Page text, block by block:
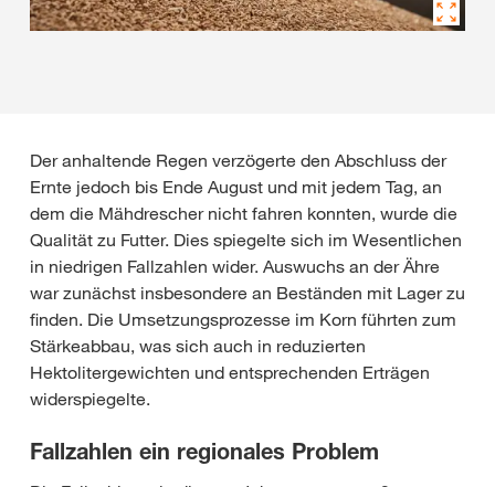
Der anhaltende Regen verzögerte den Abschluss der
Ernte jedoch bis Ende August und mit jedem Tag, an
dem die Mähdrescher nicht fahren konnten, wurde die
Qualität zu Futter. Dies spiegelte sich im Wesentlichen
in niedrigen Fallzahlen wider. Auswuchs an der Ähre
war zunächst insbesondere an Beständen mit Lager zu
finden. Die Umsetzungsprozesse im Korn führten zum
Stärkeabbau, was sich auch in reduzierten
Hektolitergewichten und entsprechenden Erträgen
widerspiegelte.
Fallzahlen ein regionales Problem